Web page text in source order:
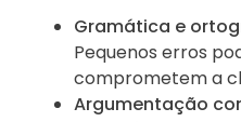
Gramática e
Pequenos erros
comprometem a
Argumentação